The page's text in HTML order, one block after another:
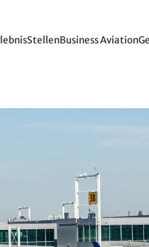
StellenBusiness Aviation